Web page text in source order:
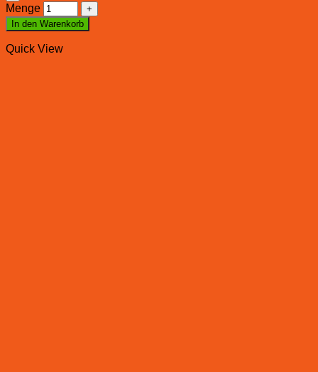
Menge
In den Warenkorb
Quick View